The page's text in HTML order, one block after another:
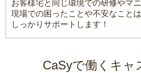
お客様宅と同じ環境での研修やマ
現場での困ったことや不安なこと
しっかりサポートします！
CaSyで働くキャ